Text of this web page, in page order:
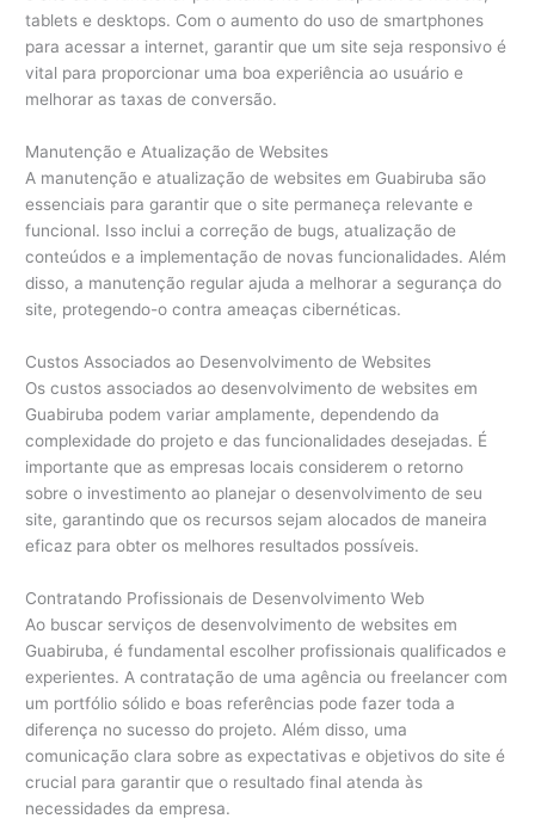
tablets e desktops. Com o aumento do uso de smartphones
para acessar a internet, garantir que um site seja responsivo é
vital para proporcionar uma boa experiência ao usuário e
melhorar as taxas de conversão.
Manutenção e Atualização de Websites
A manutenção e atualização de websites em Guabiruba são
essenciais para garantir que o site permaneça relevante e
funcional. Isso inclui a correção de bugs, atualização de
conteúdos e a implementação de novas funcionalidades. Além
disso, a manutenção regular ajuda a melhorar a segurança do
site, protegendo-o contra ameaças cibernéticas.
Custos Associados ao Desenvolvimento de Websites
Os custos associados ao desenvolvimento de websites em
Guabiruba podem variar amplamente, dependendo da
complexidade do projeto e das funcionalidades desejadas. É
importante que as empresas locais considerem o retorno
sobre o investimento ao planejar o desenvolvimento de seu
site, garantindo que os recursos sejam alocados de maneira
eficaz para obter os melhores resultados possíveis.
Contratando Profissionais de Desenvolvimento Web
Ao buscar serviços de desenvolvimento de websites em
Guabiruba, é fundamental escolher profissionais qualificados e
experientes. A contratação de uma agência ou freelancer com
um portfólio sólido e boas referências pode fazer toda a
diferença no sucesso do projeto. Além disso, uma
comunicação clara sobre as expectativas e objetivos do site é
crucial para garantir que o resultado final atenda às
necessidades da empresa.